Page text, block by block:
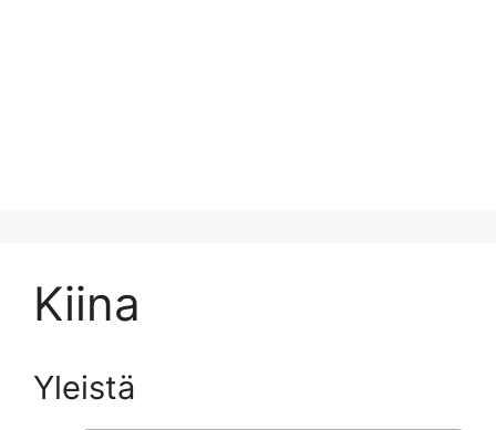
Kiina
Yleistä